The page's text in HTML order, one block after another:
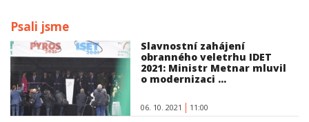
Psali jsme
Slavnostní zahájení
obranného veletrhu IDET
2021: Ministr Metnar mluvil
o modernizaci ...
06. 10. 2021 11:00